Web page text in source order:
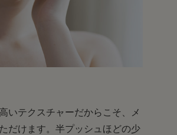
いテクスチャーだからこそ、メ
だけます。半プッシュほどの少